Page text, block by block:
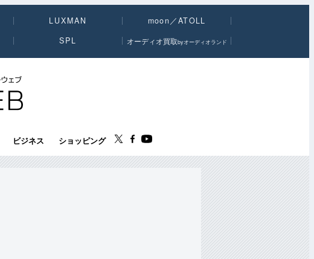
LUXMAN
moon／ATOLL
SPL オーディオ買取byオーディオランド
ビジネス ショッピング